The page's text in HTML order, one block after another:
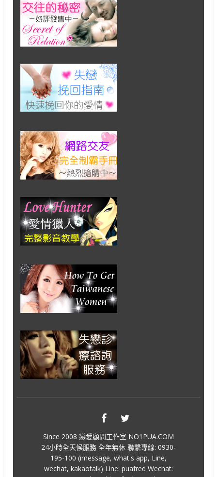
Since 2008 戀愛顧問工作室 NO1PUA.COM
24小時全天候服務 全年無休 聯繫專線: 0930-
195-100 (imessage, what's app, Line,
wechat, kakaotalk) Line: puafred Wechat: